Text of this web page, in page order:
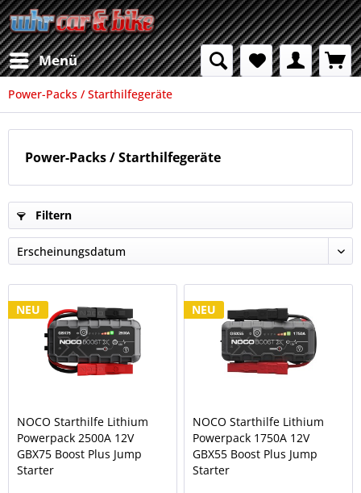
Menü
Power-Packs / Starthilfegeräte
Power-Packs / Starthilfegeräte
Filtern
NEU
NOCO Starthilfe Lithium
Powerpack 2500A 12V
GBX75 Boost Plus Jump
Starter
NEU
NOCO Starthilfe Lithium
Powerpack 1750A 12V
GBX55 Boost Plus Jump
Starter